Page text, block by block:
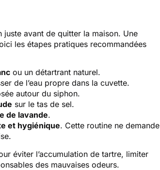
avant de quitter la maison. Une
les étapes pratiques recommandées
ou un détartrant naturel.
de l’eau propre dans la cuvette.
autour du siphon.
sur le tas de sel.
de lavande.
et hygiénique. Cette routine ne demande
éviter l’accumulation de tartre, limiter
des mauvaises odeurs.